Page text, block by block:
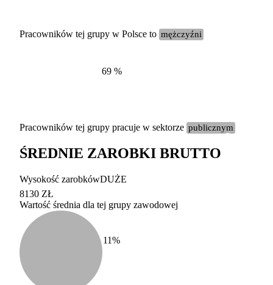
duży
100-200 tysięcy
Pracowników tej grupy w Polsce to mężczyźni
69 %
Pracowników tej grupy pracuje w sektorze publicznym
ŚREDNIE ZAROBKI BRUTTO
Wysokość zarobkówDUŻE
8130 ZŁ
Wartość średnia dla tej grupy zawodowej
11%